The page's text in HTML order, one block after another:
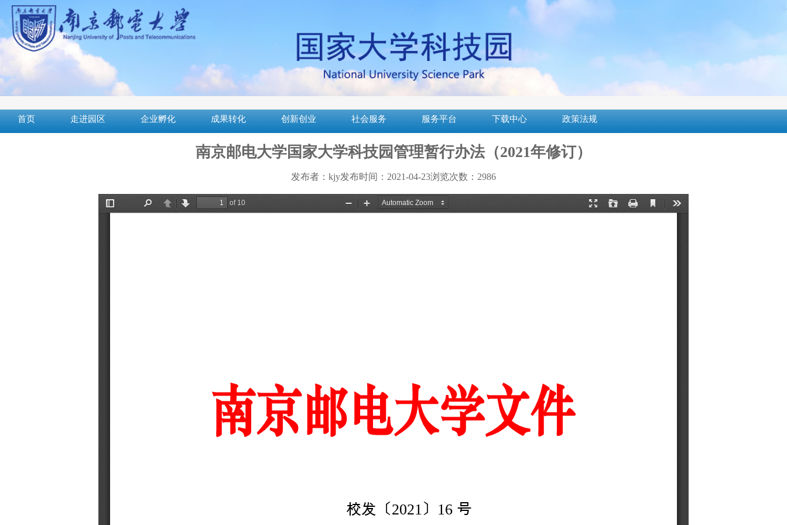
首页 走进园区 企业孵化 成果转化 创新创业 社会服务 服务平台 下载中心 政策法规
南京邮电大学国家大学科技园管理暂行办法（2021年修订）
发布者：kjy发布时间：2021-04-23浏览次数： 2986